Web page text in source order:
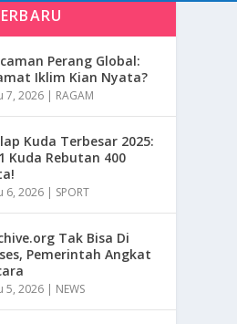
Perang Global:
Iklim Kian Nyata?
7, 2026 | RAGAM
Kuda Terbesar 2025:
Kuda Rebutan 400
6, 2026 | SPORT
Tak Bisa Di
Pemerintah Angkat
5, 2026 | NEWS